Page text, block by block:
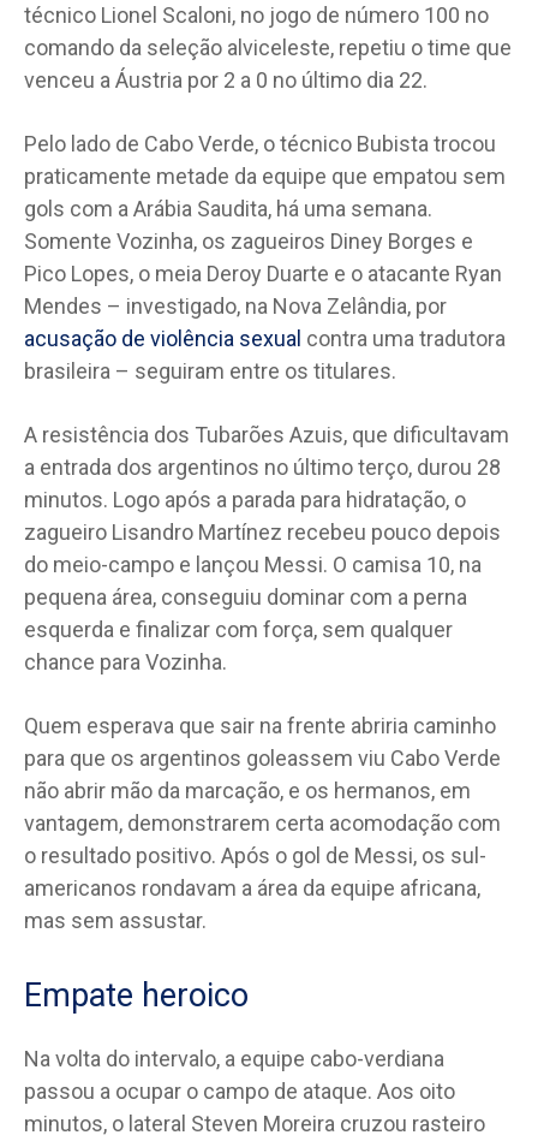
técnico Lionel Scaloni, no jogo de número 100 no
comando da seleção alviceleste, repetiu o time que
venceu a Áustria por 2 a 0 no último dia 22.
Pelo lado de Cabo Verde, o técnico Bubista trocou
praticamente metade da equipe que empatou sem
gols com a Arábia Saudita, há uma semana.
Somente Vozinha, os zagueiros Diney Borges e
Pico Lopes, o meia Deroy Duarte e o atacante Ryan
Mendes – investigado, na Nova Zelândia, por
acusação de violência sexual contra uma tradutora
brasileira – seguiram entre os titulares.
A resistência dos Tubarões Azuis, que dificultavam
a entrada dos argentinos no último terço, durou 28
minutos. Logo após a parada para hidratação, o
zagueiro Lisandro Martínez recebeu pouco depois
do meio-campo e lançou Messi. O camisa 10, na
pequena área, conseguiu dominar com a perna
esquerda e finalizar com força, sem qualquer
chance para Vozinha.
Quem esperava que sair na frente abriria caminho
para que os argentinos goleassem viu Cabo Verde
não abrir mão da marcação, e os hermanos, em
vantagem, demonstrarem certa acomodação com
o resultado positivo. Após o gol de Messi, os sul-
americanos rondavam a área da equipe africana,
mas sem assustar.
Empate heroico
Na volta do intervalo, a equipe cabo-verdiana
passou a ocupar o campo de ataque. Aos oito
minutos, o lateral Steven Moreira cruzou rasteiro